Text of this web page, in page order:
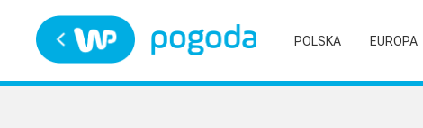
POLSKA EUROPA